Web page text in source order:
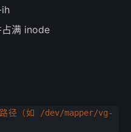
占满 inode
（如 /dev/mapper/vg-